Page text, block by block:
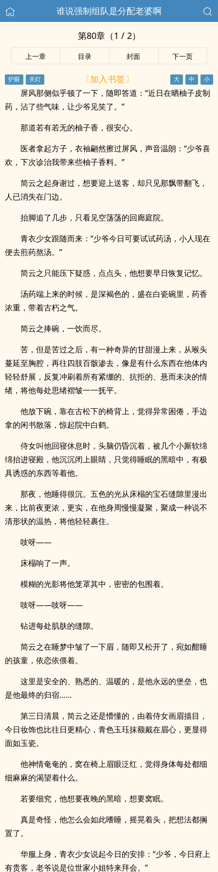
谁说强制组队是分配老婆啊
第80章（1 / 2）
上一章 目录 封面 下一页
〔加入书签〕
屏风那侧似乎顿了一下，随即答道：“近日在晒柚子皮制
药，沾了些气味，让少爷见笑了。”
那道若有若无的柚子香，很安心。
医者拿起方子，衣袖翩然擦过屏风，声音温朗：“少爷喜
欢，下次诊治我带来些柚子香料。”
简云之起身谢过，想要迎上送客，却只见那飘带翻飞，
人已消失在门边。
抬脚追了几步，只看见空荡荡的回廊庭院。
青衣少女跟随而来：“少爷今日可要试试药汤，小人现在
便去煎药熬汤。”
简云之只能压下疑惑，点点头，他想要早日恢复记忆。
汤药端上来的时候，是深褐色的，盛在白瓷碗里，药香
浓重，带着古朽之气。
简云之捧碗，一饮而尽。
苦，但是苦过之后，有一种奇异的甘甜漫上来，从喉头
蔓延至胸腔，再往四肢百骸渗去，像是有什么东西在他体内
轻轻舒展，反复冲刷着所有紧绷的、抗拒的、悬而未决的情
绪，将他每处思绪褶皱一一抚平。
他放下碗，靠在古松下的椅背上，觉得异常困倦，手边
拿的闲书散落，惊起院中白鹤。
侍女叫他回寝休息时，头脑仍昏沉着，被几个小厮软绵
绵抬进寝殿，他沉沉闭上眼睛，只觉得睡眠的黑暗中，有极
具诱惑的东西等着他。
那夜，他睡得很沉。五色的光从床榻的宝石缝隙里漫出
来，比前夜更浓，更实，在他身周慢慢凝聚，聚成一种说不
清形状的温热，将他轻轻裹住。
吱呀——
床榻响了一声。
模糊的光影将他笼罩其中，密密的包围着。
吱呀——吱呀——
钻进每处肌肤的缝隙。
简云之在睡梦中皱了一下眉，随即又松开了，宛如酣睡
的孩童，依恋依偎着。
这里是安全的、熟悉的、温暖的，是他永远的堡垒，也
是他最终的归宿……
第三日清晨，简云之还是懵懂的，由着侍女画眉描目，
今日妆饰也比往日更精心，青色玉珏抹额戴在眉心，更显得
面如玉瓷。
他神情奄奄的，窝在椅上眉眼泛红，觉得身体每处都细
细麻麻的渴望着什么。
若要细究，他想要夜晚的黑暗，想要窝眠。
真是奇怪，他怎么会如此嗜睡，摇晃着头，把想法都搁
置了。
华服上身，青衣少女说起今日的安排：“少爷，今日府上
有贵客，老爷说是位世家小姐特来拜会。”